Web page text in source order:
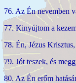
76. Az Én nevemben
77. Kinyújtom a
78. Én, Jézus
79. Jót teszek, és
80. Az Én erőm